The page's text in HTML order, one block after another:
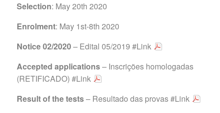
Selection: May 20th 2020
Enrolment: May 1st-8th 2020
Notice 02/2020– Edital 05/2019 #Link
Accepted applications– Inscrições homologadas
(RETIFICADO) #Link
Result of the tests– Resultado das provas#Link